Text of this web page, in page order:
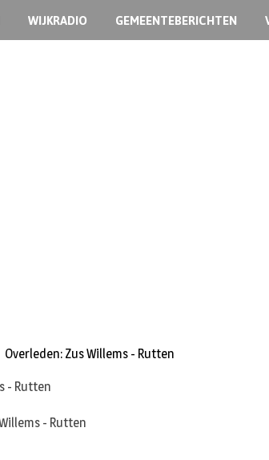
WIJKRADIO GEMEENTEBERICHTEN
Overleden: Zus Willems - Rutten